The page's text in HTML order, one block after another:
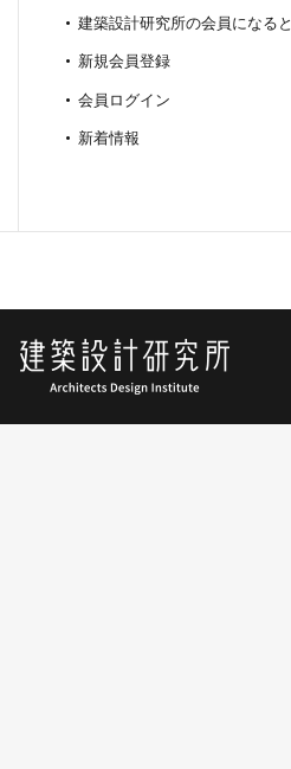
建築設計研究所の会員になると
新規会員登録
会員ログイン
新着情報